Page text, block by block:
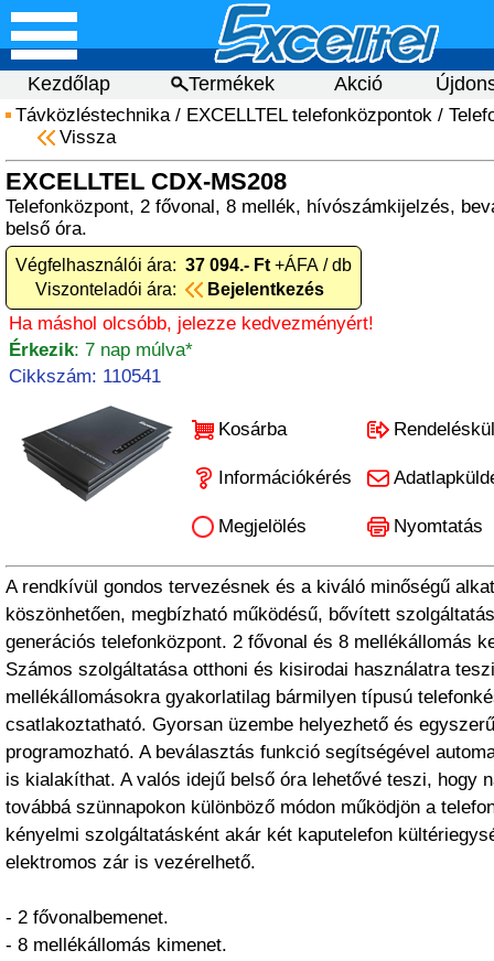
Kezdőlap Termékek Akció
Távközléstechnika/ EXCELLTEL telefonközpontok /
Vissza
EXCELLTEL CDX-MS208
Telefonközpont, 2 fővonal, 8 mellék, hívószámkijelzés,
belső óra.
Végfelhasználói ára: 37 094.- Ft +ÁFA / db
Viszonteladói ára:
Bejelentkezés
Ha máshol olcsóbb, jelezze kedvezményért!
Érkezik: 7 nap múlva*
Cikkszám: 110541
Kosárba
Információkérés
Megjelölés Nyomtatás
A rendkívül gondos tervezésnek és a kiváló minőségű
köszönhetően, megbízható működésű, bővített
generációs telefonközpont. 2 fővonal és 8 mellékállomás
Számos szolgáltatása otthoni és kisirodai használatra
mellékállomásokra gyakorlatilag bármilyen típusú
csatlakoztatható. Gyorsan üzembe helyezhető és
programozható. A beválasztás funkció segítségével
is kialakíthat. A valós idejű belső óra lehetővé teszi, hogy
továbbá szünnapokon különböző módon működjön a
kényelmi szolgáltatásként akár két kaputelefon
elektromos zár is vezérelhető.
- 2 fővonalbemenet.
- 8 mellékállomás kimenet.